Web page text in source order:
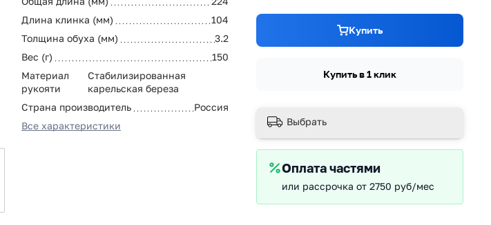
Длина клинка (мм)
104
Толщина обуха (мм)
3.2
Вес (г)
150
Материал
рукояти
Стабилизированная
карельская береза
Страна производитель
Россия
Все характеристики
Купить
Купить в 1 клик
Выбрать
Оплата частями
или рассрочка от 2750 руб/мес